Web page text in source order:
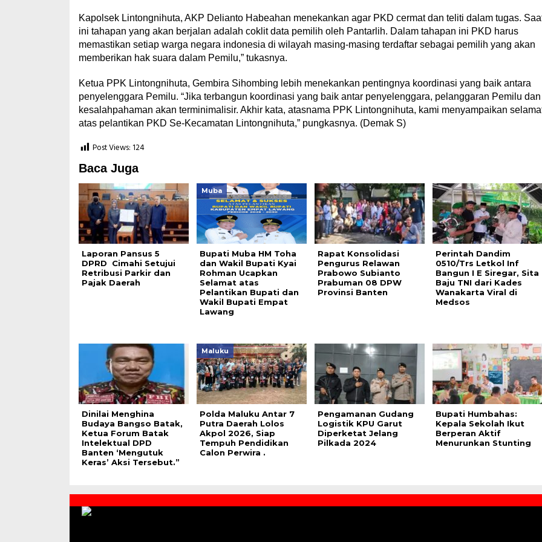
Kapolsek Lintongnihuta, AKP Delianto Habeahan menekankan agar PKD cermat dan teliti dalam tugas.
ini tahapan yang akan berjalan adalah coklit data pemilih oleh Pantarlih. Dalam tahapan ini PKD harus
memastikan setiap warga negara indonesia di wilayah masing-masing terdaftar sebagai pemilih yang akan
memberikan hak suara dalam Pemilu,” tukasnya.
Ketua PPK Lintongnihuta, Gembira Sihombing lebih menekankan pentingnya koordinasi yang baik antara
penyelenggara Pemilu. “Jika terbangun koordinasi yang baik antar penyelenggara, pelanggaran Pemilu dan
kesalahpahaman akan terminimalisir. Akhir kata, atasnama PPK Lintongnihuta, kami menyampaikan
atas pelantikan PKD Se-Kecamatan Lintongnihuta,” pungkasnya. (Demak S)
Post Views: 124
Baca Juga
Laporan Pansus 5
DPRD Cimahi Setujui
Retribusi Parkir dan
Pajak Daerah
Muba
Bupati Muba HM Toha
dan Wakil Bupati Kyai
Rohman Ucapkan
Selamat atas
Pelantikan Bupati dan
Wakil Bupati Empat
Lawang
Rapat Konsolidasi
Pengurus Relawan
Prabowo Subianto
Prabuman 08 DPW
Provinsi Banten
Perintah Dandim
0510/Trs Letkol Inf
Bangun I E Siregar, Sita
Baju TNI dari Kades
Wanakarta Viral di
Medsos
Dinilai Menghina
Budaya Bangso Batak,
Ketua Forum Batak
Intelektual DPD
Banten ‘Mengutuk
Keras’ Aksi Tersebut.”
Maluku
Polda Maluku Antar 7
Putra Daerah Lolos
Akpol 2026, Siap
Tempuh Pendidikan
Calon Perwira .
Pengamanan Gudang
Logistik KPU Garut
Diperketat Jelang
Pilkada 2024
Bupati Humbahas:
Kepala Sekolah Ikut
Berperan Aktif
Menurunkan Stunting